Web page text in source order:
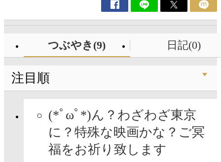
つぶやき(9) 日記(0)
注目順
(*ﾟωﾟ*)ん？わざわざ東京
に？特殊な映画かな？ご冥
福をお祈り致します